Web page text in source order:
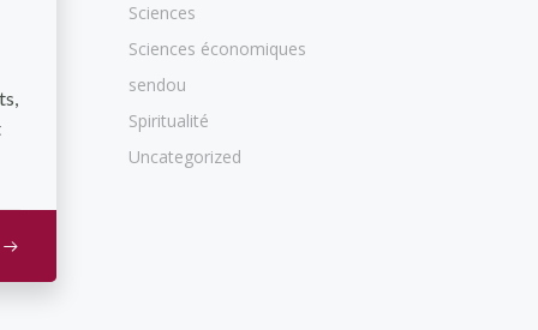
Sciences
Sciences économiques
sendou
Spiritualité
Uncategorized